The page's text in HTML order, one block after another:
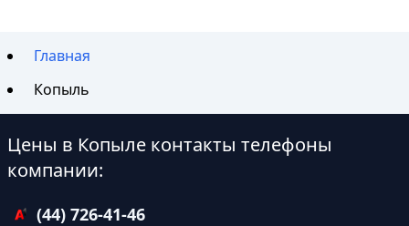
Главная
Копыль
Цены в Копыле контакты телефоны
компании:
(44) 726-41-46